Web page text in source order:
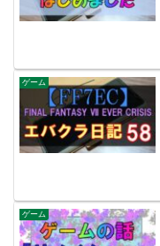
ゲーム
ゲーム